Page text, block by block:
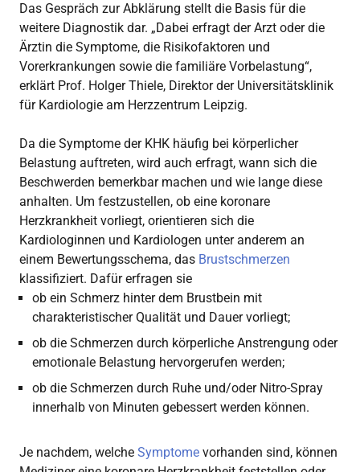
Das Gespräch zur Abklärung stellt die Basis für die
weitere Diagnostik dar. „Dabei erfragt der Arzt oder die
Ärztin die Symptome, die Risikofaktoren und
Vorerkrankungen sowie die familiäre Vorbelastung“,
erklärt Prof. Holger Thiele, Direktor der Universitätsklinik
für Kardiologie am Herzzentrum Leipzig.
Da die Symptome der KHK häufig bei körperlicher
Belastung auftreten, wird auch erfragt, wann sich die
Beschwerden bemerkbar machen und wie lange diese
anhalten. Um festzustellen, ob eine koronare
Herzkrankheit vorliegt, orientieren sich die
Kardiologinnen und Kardiologen unter anderem an
einem Bewertungsschema, das Brustschmerzen
klassifiziert. Dafür erfragen sie
ob ein Schmerz hinter dem Brustbein mit
charakteristischer Qualität und Dauer vorliegt;
ob die Schmerzen durch körperliche Anstrengung oder
emotionale Belastung hervorgerufen werden;
ob die Schmerzen durch Ruhe und/oder Nitro-Spray
innerhalb von Minuten gebessert werden können.
Je nachdem, welche Symptome vorhanden sind, können